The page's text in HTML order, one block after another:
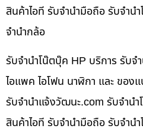
สินค้าไอที รับจำนำมือถือ รับจำน
จำนำกล้อ
รับจำนำโน๊ตบุ๊ค HP บริการ รับจ
ไอแพค ไอโฟน นาฬิกา และ ของ
รับจํานําแจ้งวัฒนะ.com รับจำน
สินค้าไอที รับจำนำมือถือ รับจำน